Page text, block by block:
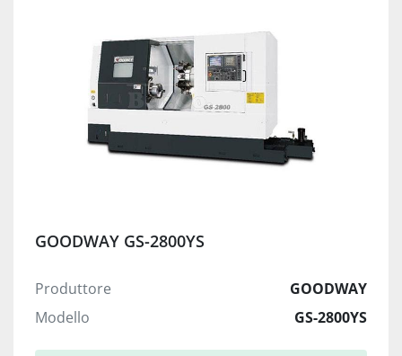
GOODWAY GS-2800YS
Produttore
GOODWAY
Modello
GS-2800YS